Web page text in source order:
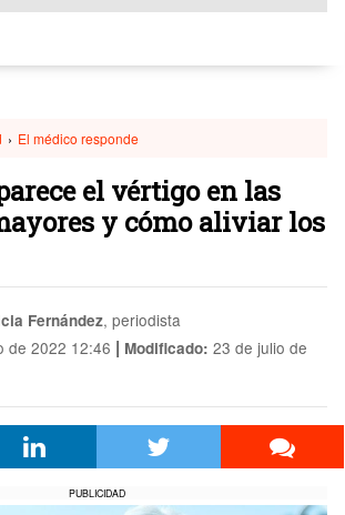
› El médico responde
el vértigo en las
y cómo aliviar los
Fernández, periodista
de 2022 12:46 | Modificado: 23 de julio de
PUBLICIDAD